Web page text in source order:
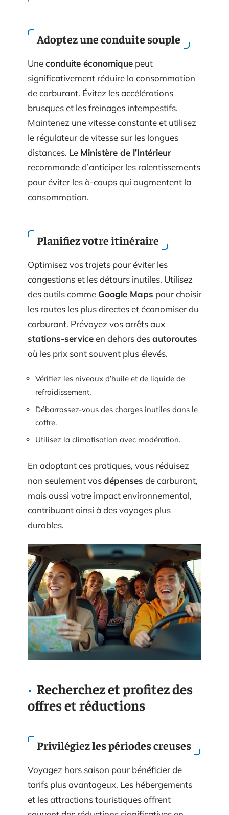
Adoptez une conduite souple
Uneconduite économique peut
significativement réduire la consommation
de carburant. Évitez les accélérations
brusques et les freinages intempestifs.
Maintenez une vitesse constante et utilisez
le régulateur de vitesse sur les longues
distances. Le Ministère de l’Intérieur
recommande d’anticiper les ralentissements
pour éviter les à-coups qui augmentent la
consommation.
Planifiez votre itinéraire
Optimisez vos trajets pour éviter les
congestions et les détours inutiles. Utilisez
des outils comme Google Maps pour choisir
les routes les plus directes et économiser du
carburant. Prévoyez vos arrêts aux
stations-serviceen dehors desautoroutes
où les prix sont souvent plus élevés.
Vérifiez les niveaux d’huile et de liquide de
refroidissement.
Débarrassez-vous des charges inutiles dans le
coffre.
Utilisez la climatisation avec modération.
En adoptant ces pratiques, vous réduisez
non seulement vosdépenses de carburant,
mais aussi votre impact environnemental,
contribuant ainsi à des voyages plus
durables.
Recherchez et profitez des
offres et réductions
Privilégiez les périodes creuses
Voyagez hors saison pour bénéficier de
tarifs plus avantageux. Les hébergements
et les attractions touristiques offrent